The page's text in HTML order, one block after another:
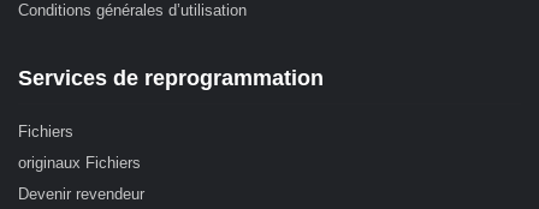
Conditions générales d’utilisation
Services de reprogrammation
Fichiers
originaux Fichiers
Devenir revendeur